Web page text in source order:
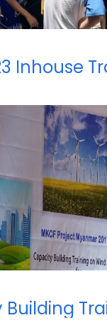
Inhouse
ားကျောင်းသူများ။